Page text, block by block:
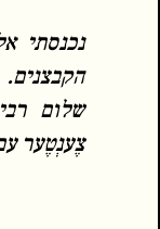
נכנסתי
הקבצנים.
שלום
צֶענְטֶער